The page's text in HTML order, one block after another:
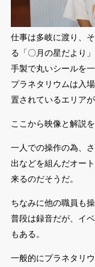
仕事は多岐に渡り、
る「〇月の星だより
手製で丸いシールを
プラネタリウムは入
置されているエリア
ここから映像と解説
一人での操作の為、
出などを組んだオー
来るのだそうだ。
ちなみに他の職員も操
普段は録音だが、イ
もある。
一般的にプラネタリ